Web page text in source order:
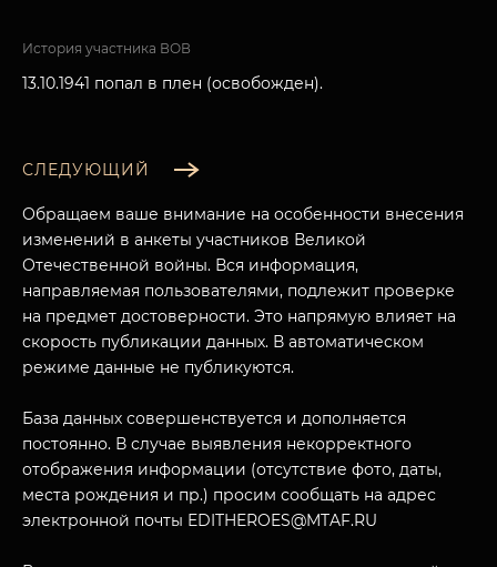
МУЗЕЙНЫЙ КОМПЛЕКС
ПОСЕТИТЕЛЯМ
НАЗАД
История участника ВОВ
13.10.1941 попал в плен (освобожден).
СЛЕДУЮЩИЙ
Обращаем ваше внимание на особенности внесения
изменений в анкеты участников Великой
Отечественной войны. Вся информация,
направляемая пользователями, подлежит проверке
на предмет достоверности. Это напрямую влияет на
скорость публикации данных. В автоматическом
режиме данные не публикуются.
База данных совершенствуется и дополняется
постоянно. В случае выявления некорректного
отображения информации (отсутствие фото, даты,
места рождения и пр.) просим сообщать на адрес
электронной почты EDITHEROES@MTAF.RU